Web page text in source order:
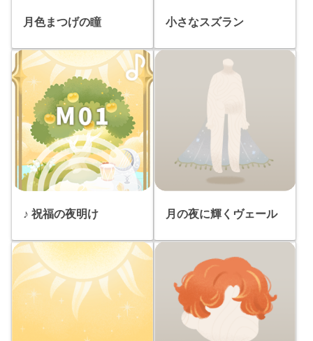
月色まつげの瞳 小さなスズラン
♪ 祝福の夜明け 月の夜に輝くヴェール